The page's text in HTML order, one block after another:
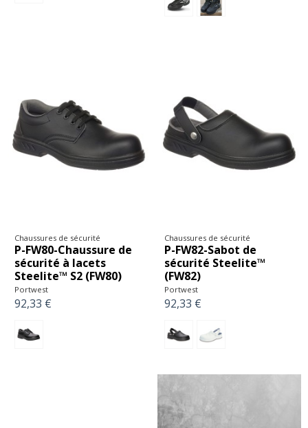
Chaussures de sécurité
P-FW80-Chaussure de
sécurité à lacets
Steelite™ S2 (FW80)
Portwest
92,33 €
Chaussures de sécurité
P-FW82-Sabot de
sécurité Steelite™
(FW82)
Portwest
92,33 €